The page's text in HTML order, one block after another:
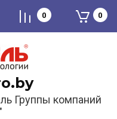
Группы компаний
0 0